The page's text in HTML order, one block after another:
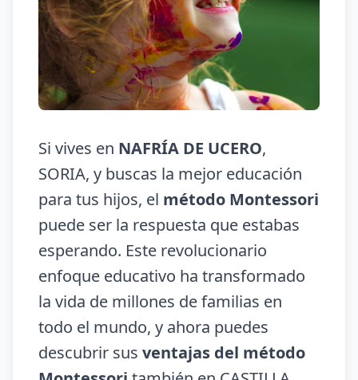
Si vives en NAFRÍA DE UCERO,
SORIA, y buscas la mejor educación
para tus hijos, el método Montessori
puede ser la respuesta que estabas
esperando. Este revolucionario
enfoque educativo ha transformado
la vida de millones de familias en
todo el mundo, y ahora puedes
descubrir sus ventajas del método